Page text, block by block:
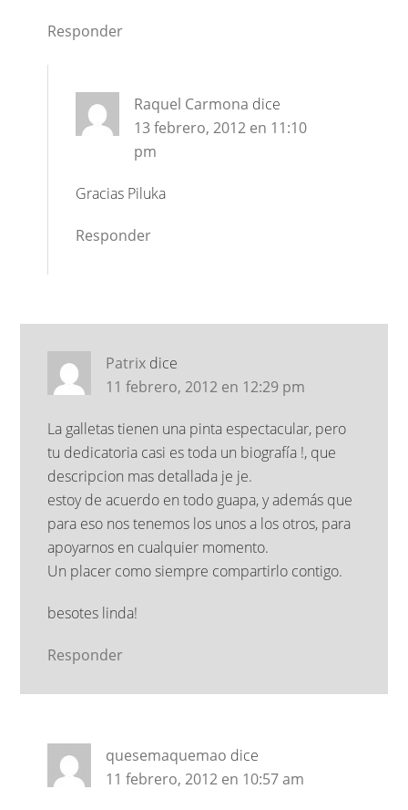
Responder
Raquel Carmona dice
13 febrero, 2012 en 11:10
pm
Gracias Piluka
Responder
Patrix dice
11 febrero, 2012 en 12:29 pm
La galletas tienen una pinta espectacular, pero
tu dedicatoria casi es toda un biografía !, que
descripcion mas detallada je je.
estoy de acuerdo en todo guapa, y además que
para eso nos tenemos los unos a los otros, para
apoyarnos en cualquier momento.
Un placer como siempre compartirlo contigo.
besotes linda!
Responder
quesemaquemao dice
11 febrero, 2012 en 10:57 am